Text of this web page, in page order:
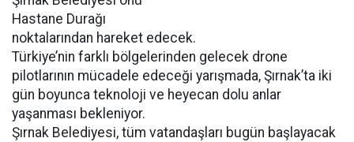
Hastane Durağı
noktalarından hareket edecek.
Türkiye’nin farklı bölgelerinden gelecek drone
pilotlarının mücadele edeceği yarışmada, Şırnak’ta iki
gün boyunca teknoloji ve heyecan dolu anlar
yaşanması bekleniyor.
Şırnak Belediyesi, tüm vatandaşları bugün başlayacak